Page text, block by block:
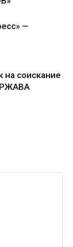
—
на соискание